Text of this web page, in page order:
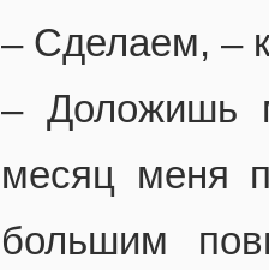
– Сделаем, –
– Доложишь
месяц меня
большим